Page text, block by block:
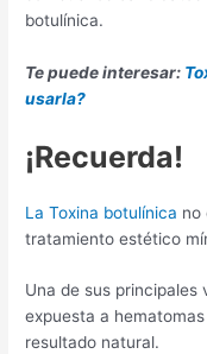
botulínica.
Te puede interesar:
usarla?
¡Recuerda!
La Toxina botulínica no
tratamiento estético
Una de sus principales
expuesta a
resultado natural.